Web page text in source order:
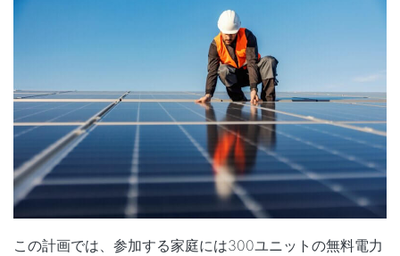
この計画では、参加する家庭には300ユニットの無料電力